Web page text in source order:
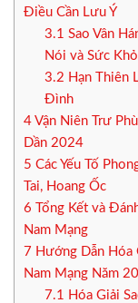
Điều Cần Lưu Ý
3.1 Sao Vân
Nói và Sức
3.2 Hạn Thiên
Đình
4 Vận Niên Trư
Dần 2024
5 Các Yếu Tố
Tai, Hoang Ốc
6 Tổng Kết và
Nam Mạng
7 Hướng Dẫn Hóa
Nam Mạng Năm
7.1
Hóa Giải